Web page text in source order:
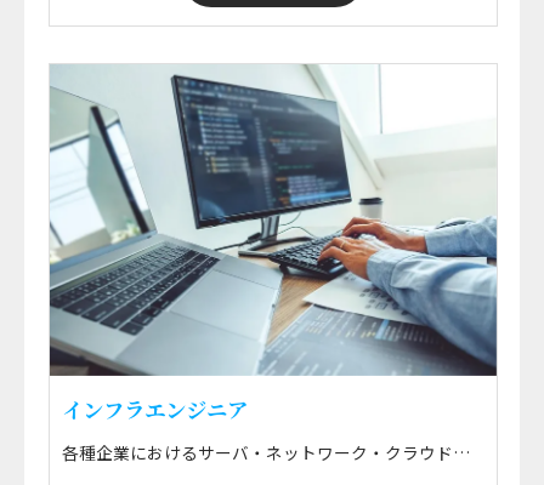
インフラエンジニア
各種企業におけるサーバ・ネットワーク・クラウド・ミドルウェアなどの要件定義・設計構築・運用保守・監視などの技術支援 ※ 勤務地はプロジェクトによる ※ 希望エリアにて就業可能！ ※ 案件・給与選択制